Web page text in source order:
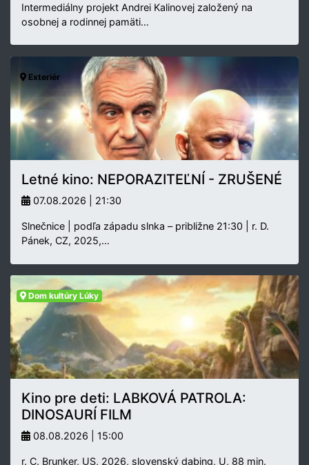
Intermediálny projekt Andrei Kalinovej založený na
osobnej a rodinnej pamäti…
Exteriér
Letné kino: NEPORAZITEĽNÍ - ZRUŠENÉ
07.08.2026 | 21:30
Slnečnice | podľa západu slnka – približne 21:30 | r. D.
Pánek, CZ, 2025,…
Dom kultúry Lúky
Kino pre deti: LABKOVÁ PATROLA:
DINOSAURÍ FILM
08.08.2026 | 15:00
r. C. Brunker, US, 2026, slovenský dabing, U, 88 min.